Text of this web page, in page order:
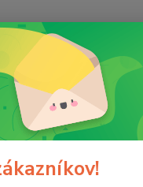
Neviete si
+421
HP Color LaserJet